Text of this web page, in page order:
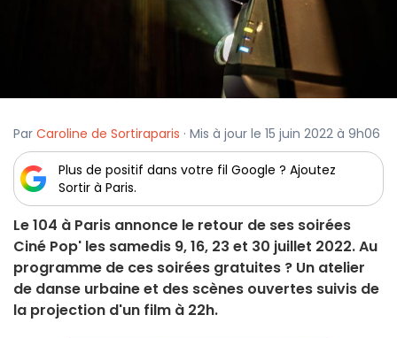
Par Caroline de Sortiraparis · Mis à jour le 15 juin 2022 à 9h06
Plus de positif dans votre fil Google ? Ajoutez
Sortir à Paris.
Le 104 à Paris annonce le retour de ses soirées
Ciné Pop' les samedis 9, 16, 23 et 30 juillet 2022. Au
programme de ces soirées gratuites ? Un atelier
de danse urbaine et des scènes ouvertes suivis de
la projection d'un film à 22h.